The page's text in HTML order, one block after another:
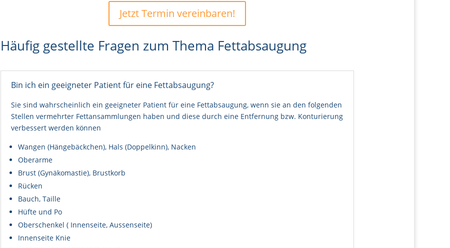
Jetzt Termin vereinbaren!
Häufig gestellte Fragen zum Thema Fettabsaugung
Bin ich ein geeigneter Patient für eine Fettabsaugung?
Sie sind wahrscheinlich ein geeigneter Patient für eine Fettabsaugung, wenn sie an den folgenden
Stellen vermehrter Fettansammlungen haben und diese durch eine Entfernung bzw. Konturierung
verbessert werden können
Wangen (Hängebäckchen), Hals (Doppelkinn), Nacken
Oberarme
Brust (Gynäkomastie), Brustkorb
Rücken
Bauch, Taille
Hüfte und Po
Oberschenkel ( Innenseite, Aussenseite)
Innenseite Knie